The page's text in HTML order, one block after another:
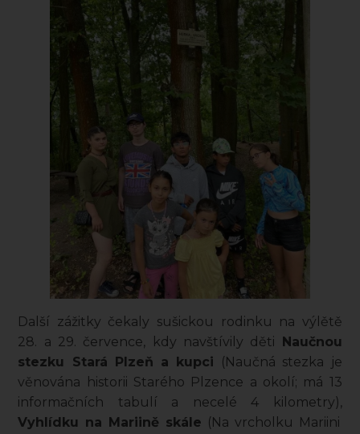
Další zážitky čekaly sušickou rodinku na výlětě
28. a 29. července, kdy navštívily děti Naučnou
stezku Stará Plzeň a kupci (Naučná stezka je
věnována historii Starého Plzence a okolí; má 13
informačních tabulí a necelé 4 kilometry),
Vyhlídku na Mariině skále (Na vrcholku Mariini